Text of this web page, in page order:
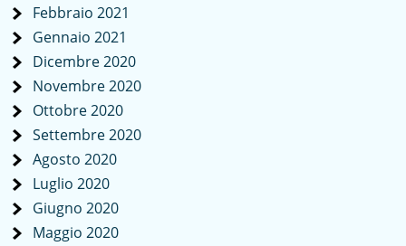
Febbraio 2021
Gennaio 2021
Dicembre 2020
Novembre 2020
Ottobre 2020
Settembre 2020
Agosto 2020
Luglio 2020
Giugno 2020
Maggio 2020